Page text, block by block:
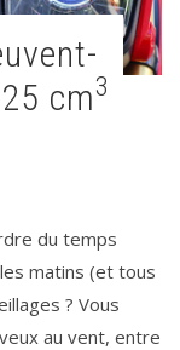
cm3
du temps
matins (et tous
? Vous
au vent, entre